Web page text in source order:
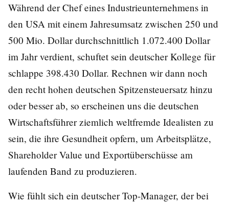
Während der Chef eines Industrieunternehmens in
den USA mit einem Jahresumsatz zwischen 250 und
500 Mio. Dollar durchschnittlich 1.072.400 Dollar
im Jahr verdient, schuftet sein deutscher Kollege für
schlappe 398.430 Dollar. Rechnen wir dann noch
den recht hohen deutschen Spitzensteuersatz hinzu
oder besser ab, so erscheinen uns die deutschen
Wirtschaftsführer ziemlich weltfremde Idealisten zu
sein, die ihre Gesundheit opfern, um Arbeitsplätze,
Shareholder Value und Exportüberschüsse am
laufenden Band zu produzieren.
Wie fühlt sich ein deutscher Top-Manager, der bei